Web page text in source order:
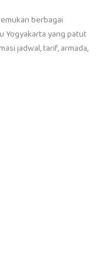
berbagai
Yogyakarta yang patut
jadwal, tarif, armada,